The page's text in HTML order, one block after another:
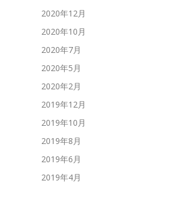
2020年12月
2020年10月
2020年7月
2020年5月
2020年2月
2019年12月
2019年10月
2019年8月
2019年6月
2019年4月